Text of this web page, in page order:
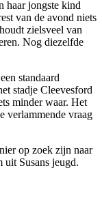
haar jongste kind
van de avond niets
zielsveel van
Nog diezelfde
standaard
stadje Cleevesford
minder waar. Het
verlammende vraag
op zoek zijn naar
uit Susans jeugd.